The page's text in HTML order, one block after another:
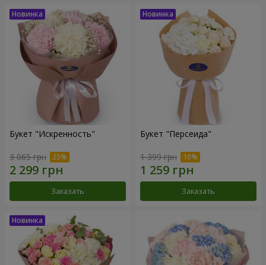
Букет "Искренность"
3 065 грн
Заказать
Букет "Персеида"
1 399 грн
Заказать